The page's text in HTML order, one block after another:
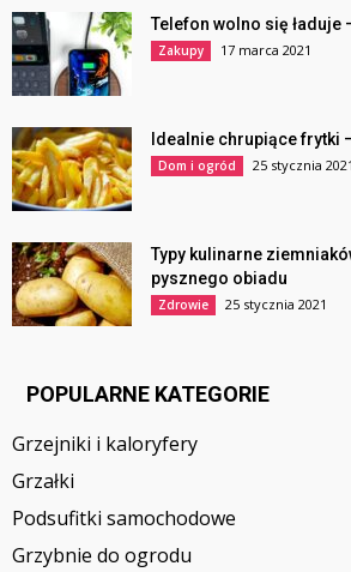
Telefon wolno się ładuje
Zakupy 17 marca 2021
Idealnie chrupiące frytki
Dom i ogród 25 stycznia 2021
Typy kulinarne
pysznego obiadu
Zdrowie 25 stycznia 2021
POPULARNE KATEGORIE
Grzejniki i kaloryfery
Grzałki
Podsufitki samochodowe
Grzybnie do ogrodu